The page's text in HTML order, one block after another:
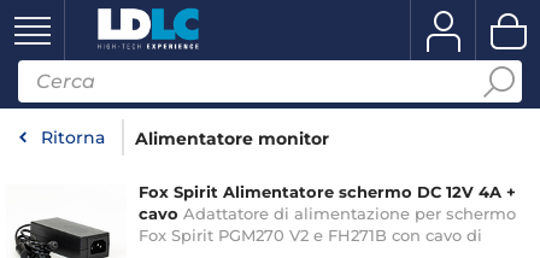
Ritorna Alimentatore monitor
Fox Spirit Alimentatore schermo DC 12V 4A +
cavo Adattatore di alimentazione per schermo
Fox Spirit PGM270 V2 e FH271B con cavo di